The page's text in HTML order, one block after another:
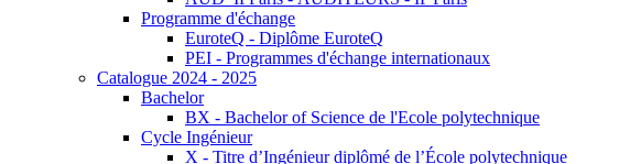
Programme d'échange
EuroteQ - Diplôme EuroteQ
PEI - Programmes d'échange internationaux
Catalogue 2024 - 2025
Bachelor
BX - Bachelor of Science de l'Ecole polytechnique
Cycle Ingénieur
X - Titre d’Ingénieur diplômé de l’École polytechnique